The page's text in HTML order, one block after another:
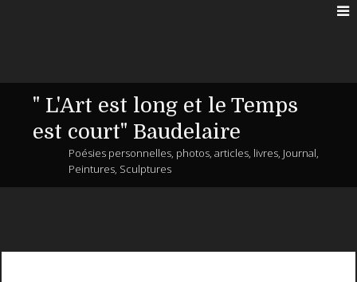
" L'Art est long et le Temps
est court" Baudelaire
Poésies personnelles, photos, articles, livres, Journal,
Peintures, Sculptures